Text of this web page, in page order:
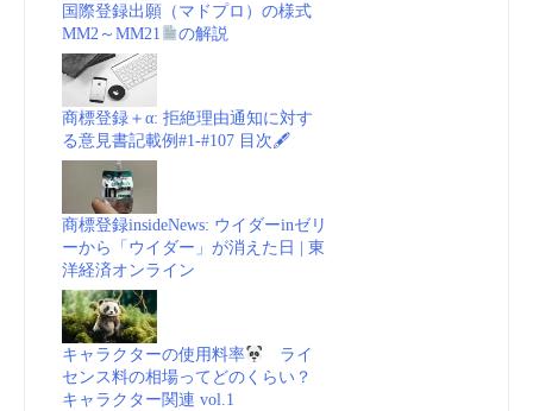
国際登録出願（マドプロ）の様式
MM2～MM21
の解説
商標登録＋α: 拒絶理由通知に対す
る意見書記載例#1-#107 目次🖋
商標登録insideNews: ウイダーinゼリ
ーから「ウイダー」が消えた日 | 東
洋経済オンライン
キャラクターの使用料率
ライ
センス料の相場ってどのくらい？
キャラクター関連 vol.1